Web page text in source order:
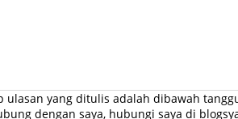
ulasan yang ditulis adalah dibawah
dengan saya, hubungi saya di